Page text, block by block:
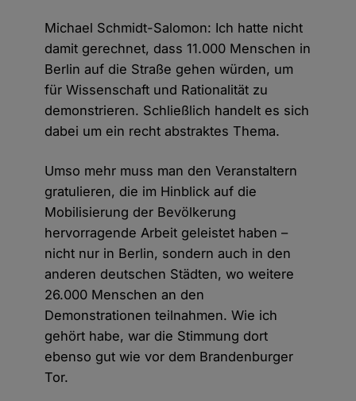
Michael Schmidt-Salomon: Ich hatte nicht
damit gerechnet, dass 11.000 Menschen in
Berlin auf die Straße gehen würden, um
für Wissenschaft und Rationalität zu
demonstrieren. Schließlich handelt es sich
dabei um ein recht abstraktes Thema.
Umso mehr muss man den Veranstaltern
gratulieren, die im Hinblick auf die
Mobilisierung der Bevölkerung
hervorragende Arbeit geleistet haben –
nicht nur in Berlin, sondern auch in den
anderen deutschen Städten, wo weitere
26.000 Menschen an den
Demonstrationen teilnahmen. Wie ich
gehört habe, war die Stimmung dort
ebenso gut wie vor dem Brandenburger
Tor.